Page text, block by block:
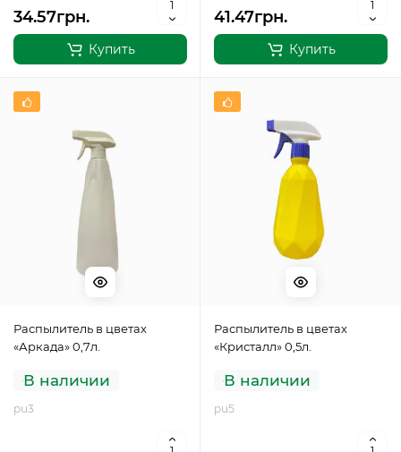
34.57грн.
Купить
41.47грн.
Купить
Распылитель в цветах
«Аркада» 0,7л.
В наличии
pu3
Распылитель в цветах
«Кристалл» 0,5л.
В наличии
pu5